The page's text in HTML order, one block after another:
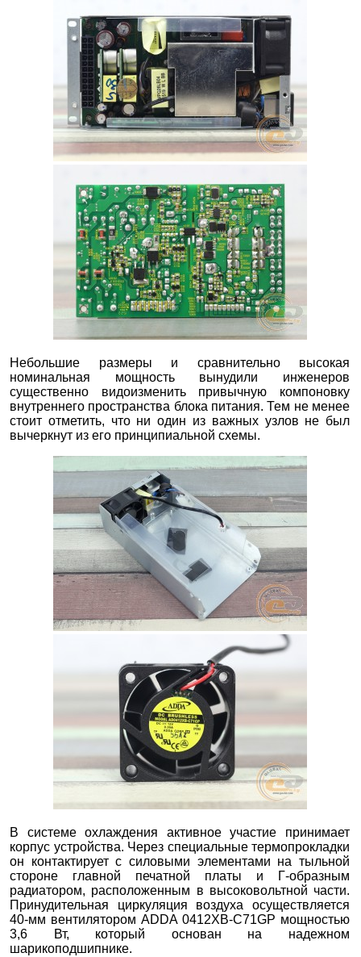
Небольшие размеры и сравнительно высокая
номинальная мощность вынудили инженеров
существенно видоизменить привычную компоновку
внутреннего пространства блока питания. Тем не менее
стоит отметить, что ни один из важных узлов не был
вычеркнут из его принципиальной схемы.
В системе охлаждения активное участие принимает
корпус устройства. Через специальные термопрокладки
он контактирует с силовыми элементами на тыльной
стороне главной печатной платы и Г-образным
радиатором, расположенным в высоковольтной части.
Принудительная циркуляция воздуха осуществляется
40-мм вентилятором ADDA 0412XB-C71GP мощностью
3,6 Вт, который основан на надежном
шарикоподшипнике.